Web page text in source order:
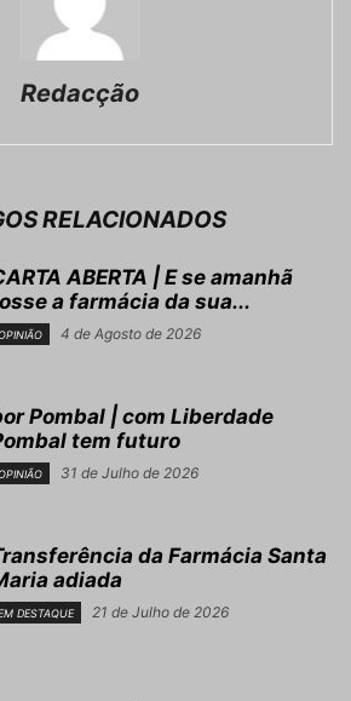
Redacção
RELACIONADOS
ABERTA | E se amanhã
a farmácia da sua...
4 de Agosto de 2026
Pombal | com Liberdade
tem futuro
31 de Julho de 2026
da Farmácia Santa
adiada
DESTAQUE 21 de Julho de 2026